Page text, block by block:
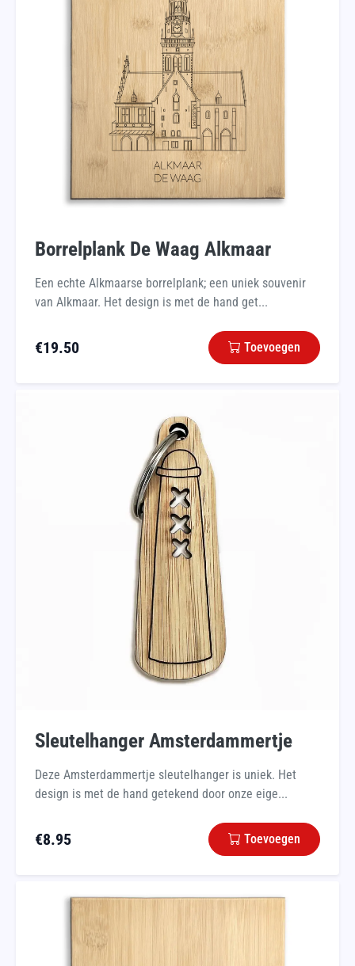
Borrelplank De Waag Alkmaar
Een echte Alkmaarse borrelplank; een uniek souvenir
van Alkmaar. Het design is met de hand get...
€19.50 Toevoegen
Sleutelhanger Amsterdammertje
Deze Amsterdammertje sleutelhanger is uniek. Het
design is met de hand getekend door onze eige...
€8.95 Toevoegen